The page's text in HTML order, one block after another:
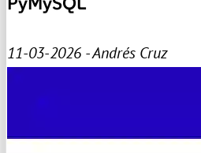
11-03-2026 - Andrés Cruz